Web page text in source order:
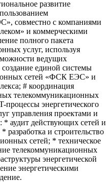
развитие
совместно с компаниями
и коммерческими
полного пакета
услуг, используя
ведущих
единой системы
сетей «ФСК ЕЭС» и
# координация
телекоммуникационных
процессы энергетического
управления проектами и
* аудит действующих сетей и
разработка и строительство
сетей; * техническое
телекоммуникационных
энергетической
энергетическими